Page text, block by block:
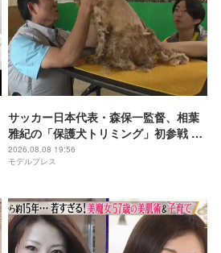
サッカー日本代表・森保一監督、相葉
雅紀の「保護犬トリミング」初参戦 ド
リームチームで心込めて挑む【24時間
テレビ49】
2026.08.08 19:56
モデルプレス